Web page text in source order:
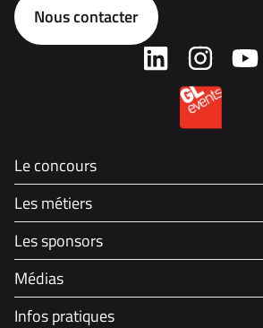
Nous contacter
Le concours
Les métiers
Les sponsors
Médias
Infos pratiques